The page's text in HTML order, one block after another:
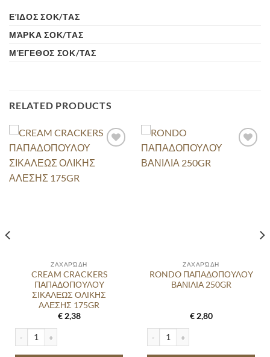
ΕΊΔΟΣ ΣΟΚ/ΤΑΣ
ΜΆΡΚΑ ΣΟΚ/ΤΑΣ
ΜΈΓΕΘΟΣ ΣΟΚ/ΤΑΣ
RELATED PRODUCTS
ΖΑΧΑΡΏΔΗ
CREAM CRACKERS
ΠΑΠΑΔΟΠΟΥΛΟΥ
ΣΙΚΑΛΕΩΣ ΟΛΙΚΗΣ
ΑΛΕΣΗΣ 175GR
€2,38
CREAM CRACKERS ΠΑΠΑΔΟΠΟΥΛΟΥ ΣΙΚΑΛΕΩΣ ΟΛΙΚΗΣ ΑΛΕΣΗΣ 175GR
ΖΑΧΑΡΏΔΗ
RONDO ΠΑΠΑΔΟΠΟΥΛΟΥ
ΒΑΝΙΛΙΑ 250GR
€2,80
RONDO ΠΑΠΑΔΟΠΟΥΛΟΥ ΒΑΝΙΛΙΑ
60GR quantity